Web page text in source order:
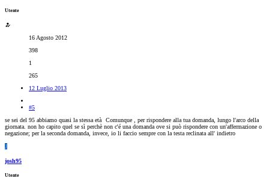
Utente
16 Agosto 2012
398
1
265
12 Luglio 2013
#5
se sei del 95 abbiamo quasi la stessa età
Comunque , per rispondere alla tua domanda, lungo l'arco della
giornata. non ho capito quel se sì perchè non c'é una domanda ove si può rispondere con un'affermazione o
negazione; per la seconda domanda, invece, io li faccio sempre con la testa reclinata all' indietro
J
josh95
Utente